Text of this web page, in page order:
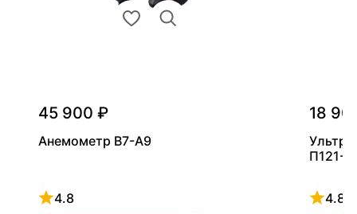
45 900 ₽
Анемометр В7-А9
4.8
Рейтинг 4.8 из 5
18
П121-
4.8